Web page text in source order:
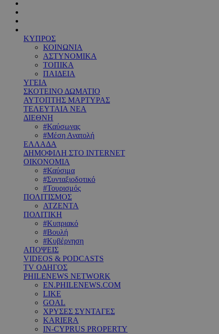
ΚΥΠΡΟΣ
ΚΟΙΝΩΝΙΑ
ΑΣΤΥΝΟΜΙΚΑ
ΤΟΠΙΚΑ
ΠΑΙΔΕΙΑ
ΥΓΕΙΑ
ΣΚΟΤΕΙΝΟ ΔΩΜΑΤΙΟ
ΑΥΤΟΠΤΗΣ ΜΑΡΤΥΡΑΣ
ΤΕΛΕΥΤΑΙΑ ΝΕΑ
ΔΙΕΘΝΗ
#Καύσωνας
#Μέση Ανατολή
ΕΛΛΑΔΑ
ΔΗΜΟΦΙΛΗ ΣΤΟ INTERNET
ΟΙΚΟΝΟΜΙΑ
#Καύσιμα
#Συνταξιοδοτικό
#Τουρισμός
ΠΟΛΙΤΙΣΜΟΣ
ΑΤΖΕΝΤΑ
ΠΟΛΙΤΙΚΗ
#Κυπριακό
#Βουλή
#Κυβέρνηση
ΑΠΟΨΕΙΣ
VIDEOS & PODCASTS
TV ΟΔΗΓΟΣ
PHILENEWS NETWORK
EN.PHILENEWS.COM
LIKE
GOAL
ΧΡΥΣΕΣ ΣΥΝΤΑΓΕΣ
KARIERA
IN-CYPRUS PROPERTY